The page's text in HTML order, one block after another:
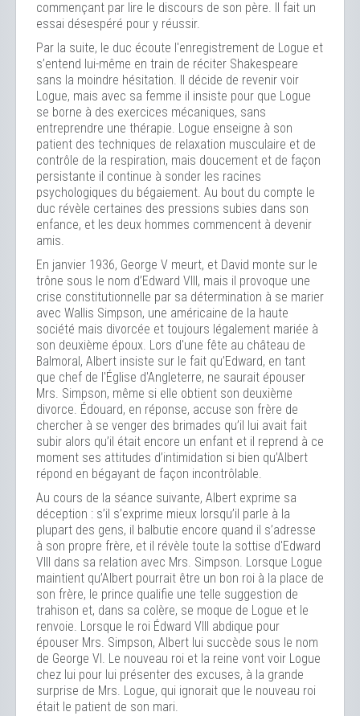
commençant par lire le discours de son père. Il fait un
essai désespéré pour y réussir.
Par la suite, le duc écoute l'enregistrement de Logue et
s’entend lui-même en train de réciter Shakespeare
sans la moindre hésitation. Il décide de revenir voir
Logue, mais avec sa femme il insiste pour que Logue
se borne à des exercices mécaniques, sans
entreprendre une thérapie. Logue enseigne à son
patient des techniques de relaxation musculaire et de
contrôle de la respiration, mais doucement et de façon
persistante il continue à sonder les racines
psychologiques du bégaiement. Au bout du compte le
duc révèle certaines des pressions subies dans son
enfance, et les deux hommes commencent à devenir
amis.
En janvier 1936, George V meurt, et David monte sur le
trône sous le nom d’Edward VIII, mais il provoque une
crise constitutionnelle par sa détermination à se marier
avec Wallis Simpson, une américaine de la haute
société mais divorcée et toujours légalement mariée à
son deuxième époux. Lors d'une fête au château de
Balmoral, Albert insiste sur le fait qu’Edward, en tant
que chef de l'Église d'Angleterre, ne saurait épouser
Mrs. Simpson, même si elle obtient son deuxième
divorce. Édouard, en réponse, accuse son frère de
chercher à se venger des brimades qu’il lui avait fait
subir alors qu’il était encore un enfant et il reprend à ce
moment ses attitudes d’intimidation si bien qu’Albert
répond en bégayant de façon incontrôlable.
Au cours de la séance suivante, Albert exprime sa
déception : s’il s’exprime mieux lorsqu’il parle à la
plupart des gens, il balbutie encore quand il s’adresse
à son propre frère, et il révèle toute la sottise d'Edward
VIII dans sa relation avec Mrs. Simpson. Lorsque Logue
maintient qu’Albert pourrait être un bon roi à la place de
son frère, le prince qualifie une telle suggestion de
trahison et, dans sa colère, se moque de Logue et le
renvoie. Lorsque le roi Édward VIII abdique pour
épouser Mrs. Simpson, Albert lui succède sous le nom
de George VI. Le nouveau roi et la reine vont voir Logue
chez lui pour lui présenter des excuses, à la grande
surprise de Mrs. Logue, qui ignorait que le nouveau roi
était le patient de son mari.